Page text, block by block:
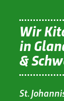
Wir
in
&
St.